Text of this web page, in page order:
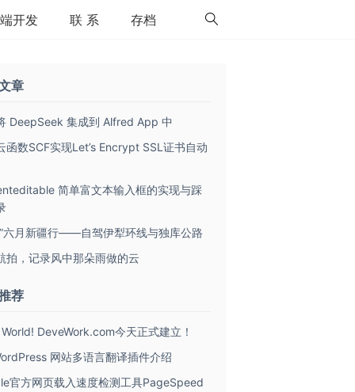
开发 联 系 存档
章
DeepSeek 集成到 Alfred App 中
函数SCF实现Let’s Encrypt SSL证书自动
简单富文本输入框的实现与踩
六月新疆行——自驾伊犁环线与独库公路
拍，记录风中那朵雨做的云
荐
DeveWork.com今天正式建立！
网站多语言翻译插件介绍
官方网页载入速度检测工具PageSpeed